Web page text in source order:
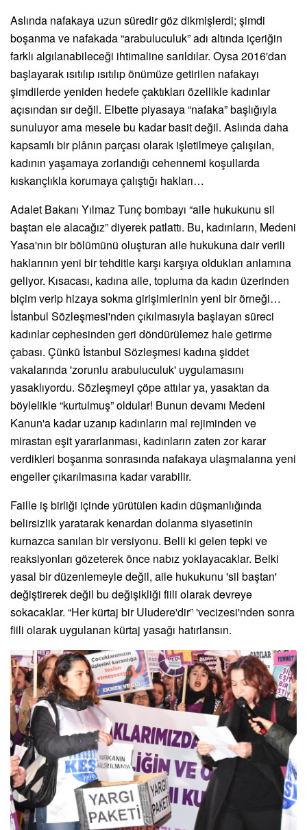
Aslında nafakaya uzun süredir göz dikmişlerdi; şimdi
boşanma ve nafakada “arabuluculuk” adı altında içeriğin
farklı algılanabileceği ihtimaline sarıldılar. Oysa 2016'dan
başlayarak ısıtılıp ısıtılıp önümüze getirilen nafakayı
şimdilerde yeniden hedefe çaktıkları özellikle kadınlar
açısından sır değil. Elbette piyasaya “nafaka” başlığıyla
sunuluyor ama mesele bu kadar basit değil. Aslında daha
kapsamlı bir plânın parçası olarak işletilmeye çalışılan,
kadının yaşamaya zorlandığı cehennemi koşullarda
kıskançlıkla korumaya çalıştığı hakları…
Adalet Bakanı Yılmaz Tunç bombayı “aile hukukunu sil
baştan ele alacağız” diyerek patlattı. Bu, kadınların, Medeni
Yasa'nın bir bölümünü oluşturan aile hukukuna dair verili
haklarının yeni bir tehditle karşı karşıya oldukları anlamına
geliyor. Kısacası, kadına aile, topluma da kadın üzerinden
biçim verip hizaya sokma girişimlerinin yeni bir örneği…
İstanbul Sözleşmesi'nden çıkılmasıyla başlayan süreci
kadınlar cephesinden geri döndürülemez hale getirme
çabası. Çünkü İstanbul Sözleşmesi kadına şiddet
vakalarında 'zorunlu arabuluculuk' uygulamasını
yasaklıyordu. Sözleşmeyi çöpe attılar ya, yasaktan da
böylelikle “kurtulmuş” oldular! Bunun devamı Medeni
Kanun'a kadar uzanıp kadınların mal rejiminden ve
mirastan eşit yararlanması, kadınların zaten zor karar
verdikleri boşanma sonrasında nafakaya ulaşmalarına yeni
engeller çıkarılmasına kadar varabilir.
Faille iş birliği içinde yürütülen kadın düşmanlığında
belirsizlik yaratarak kenardan dolanma siyasetinin
kurnazca sanılan bir versiyonu. Belli ki gelen tepki ve
reaksiyonları gözeterek önce nabız yoklayacaklar. Belki
yasal bir düzenlemeyle değil, aile hukukunu 'sil baştan'
değiştirerek değil bu değişikliği fiili olarak devreye
sokacaklar. “Her kürtaj bir Uludere'dir” 'vecizesi'nden sonra
fiili olarak uygulanan kürtaj yasağı hatırlansın.